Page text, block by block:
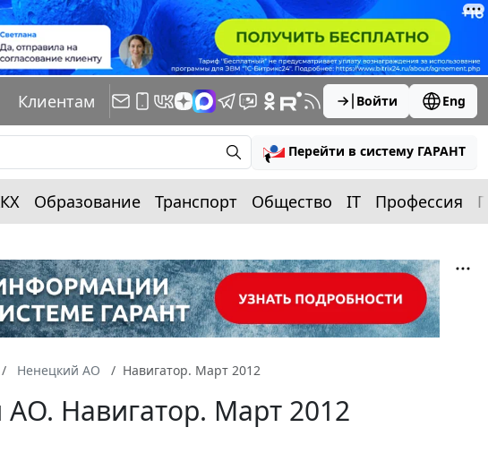
Клиентам Войти Eng
Перейти в систему ГАРАНТ
Образование Транспорт Общество IT Профессия
Ненецкий АО Навигатор. Март 2012
Навигатор. Март 2012